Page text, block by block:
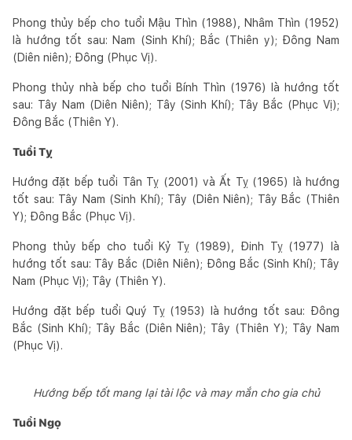
Phong thủy bếp cho tuổi Mậu Thìn (1988), Nhâm Thìn (1952)
là hướng tốt sau: Nam (Sinh Khí); Bắc (Thiên y); Đông Nam
(Diên niên); Đông (Phục Vị).
Phong thủy nhà bếp cho tuổi Bính Thìn (1976) là hướng tốt
sau: Tây Nam (Diên Niên); Tây (Sinh Khí); Tây Bắc (Phục Vị);
Đông Bắc (Thiên Y).
Tuổi Tỵ
Hướng đặt bếp tuổi Tân Tỵ (2001) và Ất Tỵ (1965) là hướng
tốt sau: Tây Nam (Sinh Khí); Tây (Diên Niên); Tây Bắc (Thiên
Y); Đông Bắc (Phục Vị).
Phong thủy bếp cho tuổi Kỷ Tỵ (1989), Đinh Tỵ (1977) là
hướng tốt sau: Tây Bắc (Diên Niên); Đông Bắc (Sinh Khí); Tây
Nam (Phục Vị); Tây (Thiên Y).
Hướng đặt bếp tuổi Quý Tỵ (1953) là hướng tốt sau: Đông
Bắc (Sinh Khí); Tây Bắc (Diên Niên); Tây (Thiên Y); Tây Nam
(Phục Vị).
Hướng bếp tốt mang lại tài lộc và may mắn cho gia chủ
Tuổi Ngọ